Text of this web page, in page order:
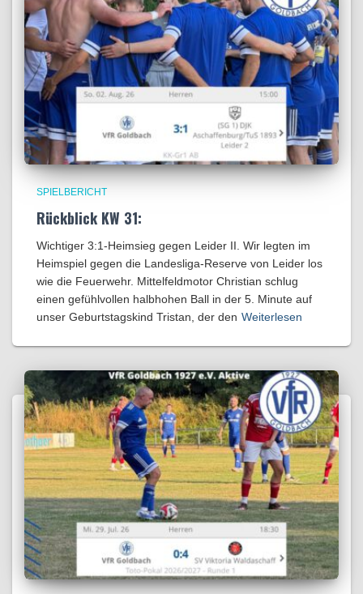
SPIELBERICHT
Rückblick KW 31:
Wichtiger 3:1-Heimsieg gegen Leider II. Wir legten im
Heimspiel gegen die Landesliga-Reserve von Leider los
wie die Feuerwehr. Mittelfeldmotor Christian schlug
einen gefühlvollen halbhohen Ball in der 5. Minute auf
unser Geburtstagskind Tristan, der den Weiterlesen